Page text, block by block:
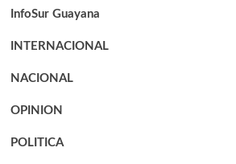
InfoSur Guayana
INTERNACIONAL
NACIONAL
OPINION
POLITICA